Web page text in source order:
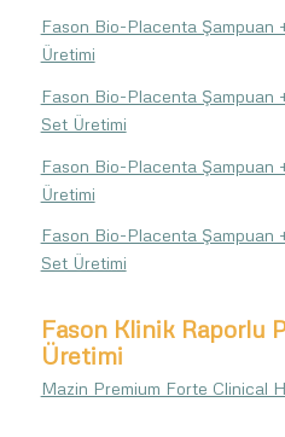
Fason Bio-Placenta Şampuan
Üretimi
Fason Bio-Placenta Şampuan
Set Üretimi
Fason Bio-Placenta Şampuan
Üretimi
Fason Bio-Placenta Şampuan
Set Üretimi
Fason Klinik Raporlu
Üretimi
Mazin Premium Forte Clinical